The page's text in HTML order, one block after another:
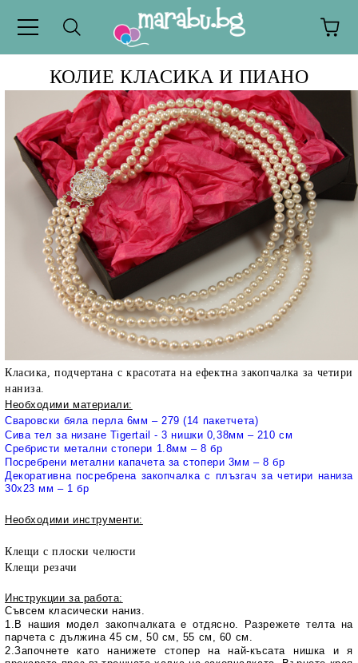
КОЛИЕ КЛАСИКА И ПИАНО
Класика, подчертана с красотата на ефектна закопчалка за четири
наниза.
Необходими материали:
Сваровски бяла перла 6мм – 279 (14 пакетчета)
Сива тел за низане Tigertail - 3 нишки 0,38мм – 210 см
Сребристи метални стопери 1.8мм – 8 бр
Посребрени метални капачета за стопери 3мм – 8 бр
Декоративна посребрена закопчалка с плъзгач за четири наниза
30х23 мм – 1 бр
Необходими инструменти:
Клещи с плоски челюсти
Клещи резачи
Инструкции за работа:
Съвсем класически наниз.
1.В нашия модел закопчалката е отдясно. Разрежете телта на
парчета с дължина 45 см, 50 см, 55 см, 60 см.
2.Започнете като нанижете стопер на най-късата нишка и я